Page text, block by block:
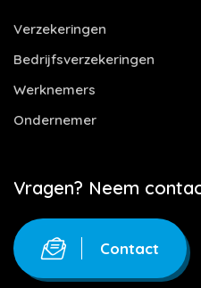
Verzekeringen
Bedrijfsverzekeringen
Werknemers
Ondernemer
Vragen? Neem
Contact